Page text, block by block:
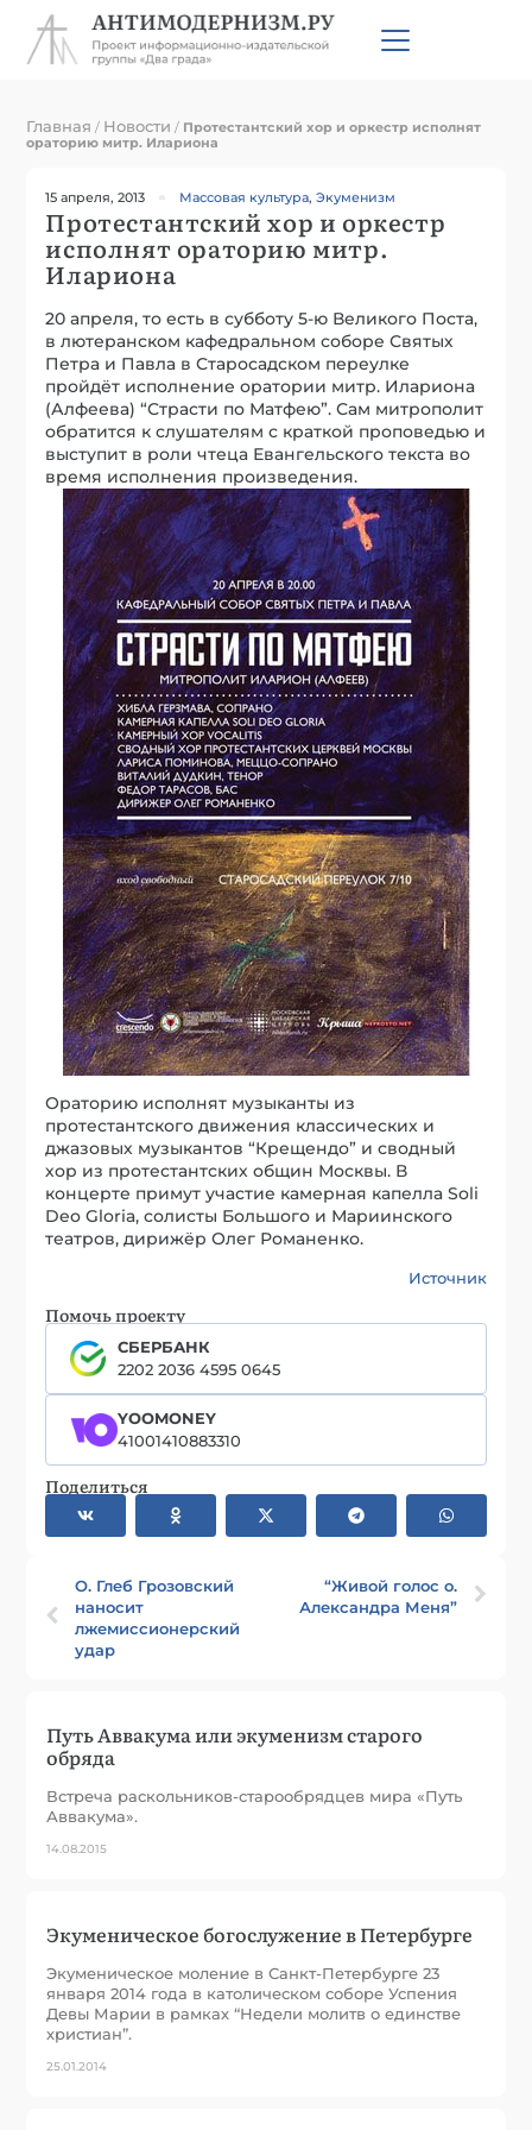
Главная / Новости / Протестантский хор и оркестр исполнят
ораторию митр. Илариона
15 апреля, 2013 Массовая культура,Экуменизм
Протестантский хор и оркестр
исполнят ораторию митр.
Илариона
20 апреля, то есть в субботу 5-ю Великого Поста,
в лютеранском кафедральном соборе Святых
Петра и Павла в Старосадском переулке
пройдёт исполнение оратории митр. Илариона
(Алфеева) “Страсти по Матфею”. Сам митрополит
обратится к слушателям с краткой проповедью и
выступит в роли чтеца Евангельского текста во
время исполнения произведения.
Ораторию исполнят музыканты из
протестантского движения классических и
джазовых музыкантов “Крещендо” и сводный
хор из протестантских общин Москвы. В
концерте примут участие камерная капелла Soli
Deo Gloria, солисты Большого и Мариинского
театров, дирижёр Олег Романенко.
Источник
Помочь проекту
СБЕРБАНК
2202 2036 4595 0645
YOOMONEY
41001410883310
Поделиться
О. Глеб Грозовский
наносит
лжемиссионерский
удар
“Живой голос о.
Александра Меня”
Путь Аввакума или экуменизм старого
обряда
Встреча раскольников-старообрядцев мира «Путь
Аввакума».
14.08.2015
Экуменическое богослужение в Петербурге
Экуменическое моление в Санкт-Петербурге 23
января 2014 года в католическом соборе Успения
Девы Марии в рамках “Недели молитв о единстве
христиан”.
25.01.2014